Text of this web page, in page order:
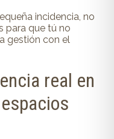
incidencia, no
para que tú no
gestión con el
real en